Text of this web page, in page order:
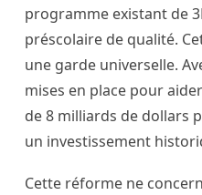
programme existant de
préscolaire de qualité.
une garde universelle.
mises en place pour
de 8 milliards de dollars
un investissement
Cette réforme ne